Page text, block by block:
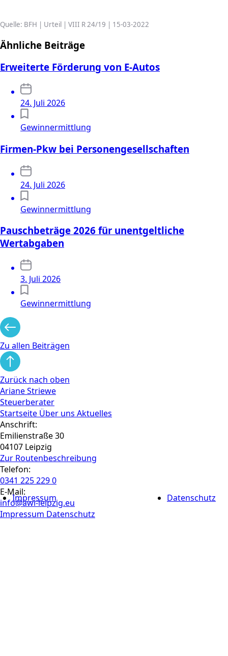
Impressum Datenschutz
Quelle: BFH | Urteil | VIII R 24/19 | 15-03-2022
Ähnliche Beiträge
Erweiterte Förderung von E-Autos
24. Juli 2026
Gewinnermittlung
Firmen-Pkw bei Personengesellschaften
24. Juli 2026
Gewinnermittlung
Pauschbeträge 2026 für unentgeltliche
Wertabgaben
3. Juli 2026
Gewinnermittlung
Zu allen Beiträgen
Zurück nach oben
Ariane Striewe
Steuerberater
Startseite Über uns Aktuelles
Anschrift:
Emilienstraße 30
04107 Leipzig
Zur Routen­beschreibung
Telefon:
0341 225 229 0
E-Mail:
info@awi-leipzig.eu
Impressum Datenschutz